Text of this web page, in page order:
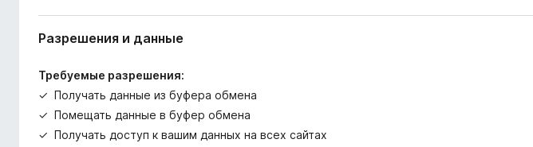
Разрешения и данные
Требуемые разрешения:
Получать данные из буфера обмена
Помещать данные в буфер обмена
Получать доступ к вашим данных на всех сайтах